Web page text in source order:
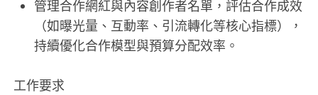
管理合作網紅與內容創作者名單，評估合作成效
（如曝光量、互動率、引流轉化等核心指標），
持續優化合作模型與預算分配效率。
工作要求